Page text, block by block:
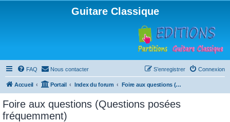
Guitare Classique
FAQ Nous contacter Connexion
S’enregistrer
Accueil Portail Index du forum Foire aux questions (Questions posées fréquemment)
Foire aux questions (Questions posées
fréquemment)